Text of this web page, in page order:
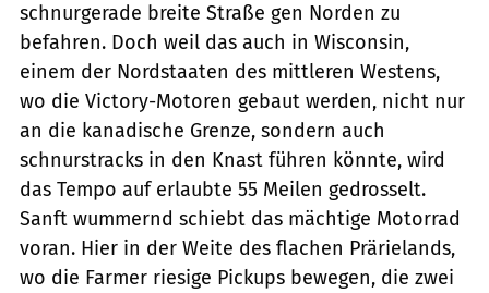
schnurgerade breite Straße gen Norden zu
befahren. Doch weil das auch in Wisconsin,
einem der Nordstaaten des mittleren Westens,
wo die Victory-Motoren gebaut werden, nicht nur
an die kanadische Grenze, sondern auch
schnurstracks in den Knast führen könnte, wird
das Tempo auf erlaubte 55 Meilen gedrosselt.
Sanft wummernd schiebt das mächtige Motorrad
voran. Hier in der Weite des flachen Prärielands,
wo die Farmer riesige Pickups bewegen, die zwei